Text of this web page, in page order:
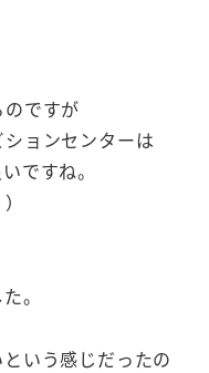
ですが
ョンセンターは
ですね。
。
いう感じだったの